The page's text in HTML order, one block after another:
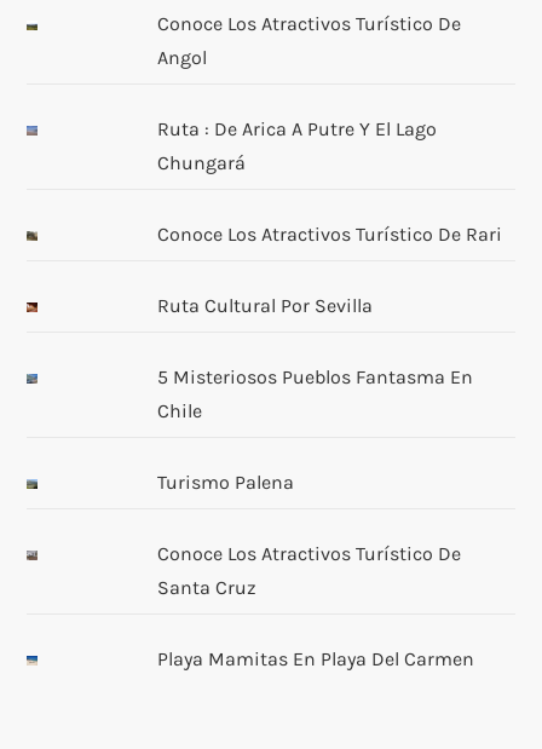
Conoce Los Atractivos Turístico De
Angol
Ruta : De Arica A Putre Y El Lago
Chungará
Conoce Los Atractivos Turístico De Rari
Ruta Cultural Por Sevilla
5 Misteriosos Pueblos Fantasma En
Chile
Turismo Palena
Conoce Los Atractivos Turístico De
Santa Cruz
Playa Mamitas En Playa Del Carmen